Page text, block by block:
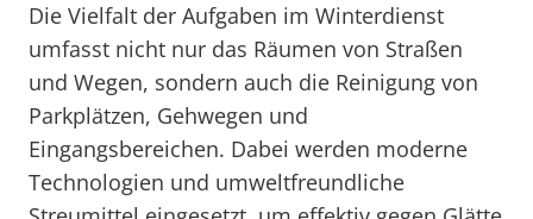
Die Vielfalt der Aufgaben im Winterdienst
umfasst nicht nur das Räumen von Straßen
und Wegen, sondern auch die Reinigung von
Parkplätzen, Gehwegen und
Eingangsbereichen. Dabei werden moderne
Technologien und umweltfreundliche